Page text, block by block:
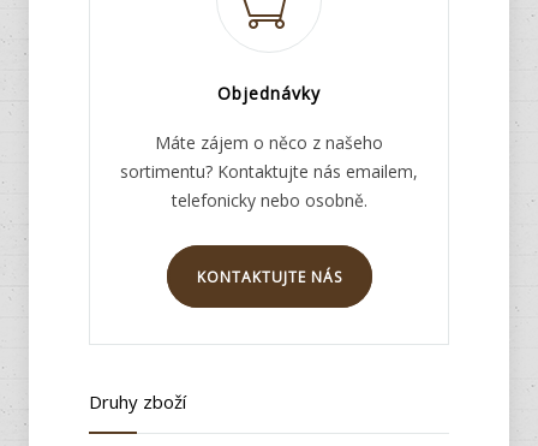
Objednávky
Máte zájem o něco z našeho
sortimentu? Kontaktujte nás emailem,
telefonicky nebo osobně.
KONTAKTUJTE NÁS
Druhy zboží